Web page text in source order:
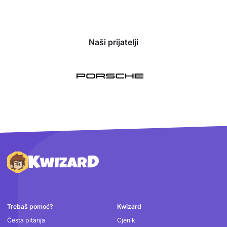
Naši prijatelji
Podnožje
Trebaš pomoć?
Česta pitanja
Kwizard
Cjenik